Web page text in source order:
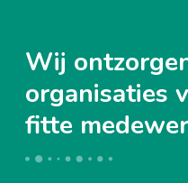
Wij
organisaties
fitte